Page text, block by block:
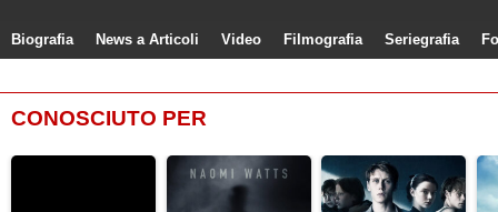
Biografia News a Articoli Video Filmografia Seriegrafia
CONOSCIUTO PER